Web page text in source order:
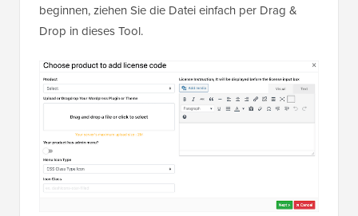
beginnen, ziehen Sie die Datei einfach per Drag &
Drop in dieses Tool.